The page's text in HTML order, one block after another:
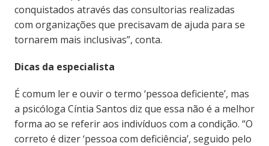
conquistados através das consultorias realizadas
com organizações que precisavam de ajuda para se
tornarem mais inclusivas”, conta.
Dicas da especialista
É comum ler e ouvir o termo ‘pessoa deficiente’, mas
a psicóloga Cíntia Santos diz que essa não é a melhor
forma ao se referir aos indivíduos com a condição. “O
correto é dizer ‘pessoa com deficiência’, seguido pelo